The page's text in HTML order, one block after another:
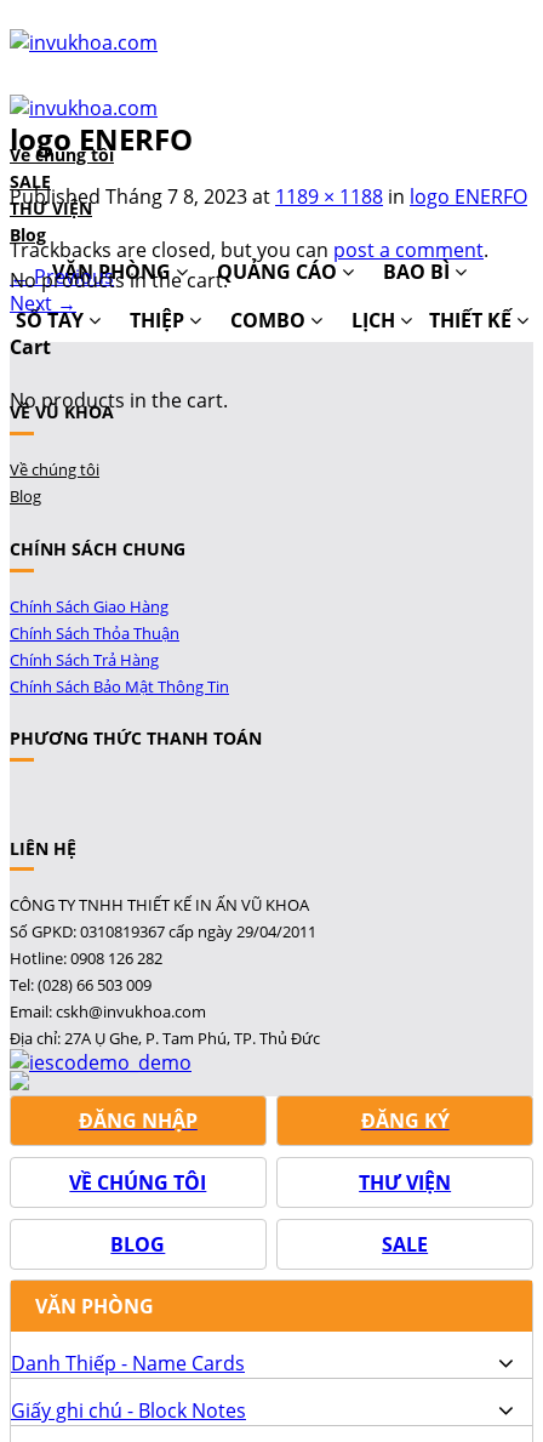
to
Về chúng tôi
SALE
THƯ VIỆN
Blog
No products in the cart.
VĂN PHÒNG QUẢNG CÁO
BAO BÌ
SỔ TAY
THIỆP COMBO LỊCH
THIẾT KẾ
Cart
No products in the cart.
logo ENERFO
Published Tháng 7 8, 2023at 1189 × 1188 in logo ENERFO
Trackbacks are closed, but you can post a comment.
←Previous
Next →
VỀ VŨ KHOA
Về chúng tôi
Blog
CHÍNH SÁCH CHUNG
Chính Sách Giao Hàng
Chính Sách Thỏa Thuận
Chính Sách Trả Hàng
Chính Sách Bảo Mật Thông Tin
PHƯƠNG THỨC THANH TOÁN
LIÊN HỆ
CÔNG TY TNHH THIẾT KẾ IN ẤN VŨ KHOA
Số GPKD: 0310819367 cấp ngày 29/04/2011
Hotline: 0908 126 282
Tel: (028) 66 503 009
Email: cskh@invukhoa.com
Địa chỉ: 27A Ụ Ghe, P. Tam Phú, TP. Thủ Đức
ĐĂNG NHẬP ĐĂNG KÝ
VỀ CHÚNG TÔI THƯ VIỆN
BLOG SALE
VĂN PHÒNG
Danh Thiếp - Name Cards
Giấy ghi chú - Block Notes